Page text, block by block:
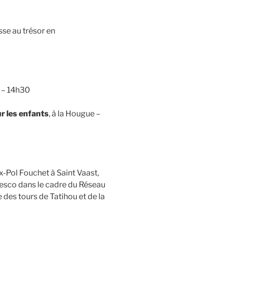
au trésor en
14h30
les enfants, à la Hougue –
Pol Fouchet à Saint Vaast,
dans le cadre du Réseau
tours de Tatihou et de la